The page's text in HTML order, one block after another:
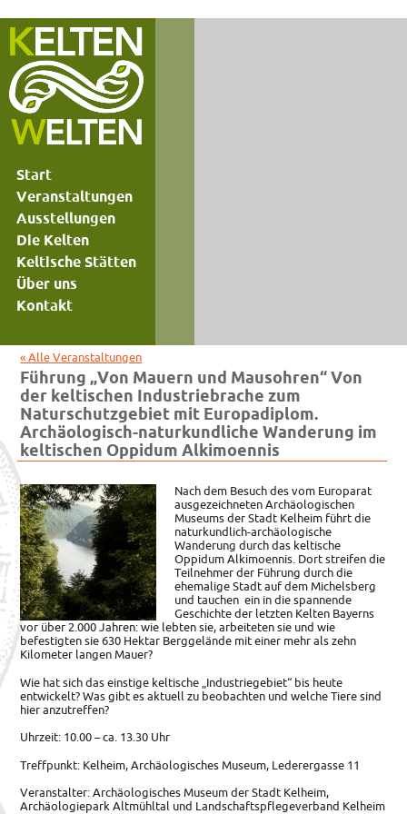
Start
Veranstaltungen
Ausstellungen
Die Kelten
Keltische Stätten
Über uns
Kontakt
« Alle Veranstaltungen
Führung „Von Mauern und Mausohren“ Von
der keltischen Industriebrache zum
Naturschutzgebiet mit Europadiplom.
Archäologisch-naturkundliche Wanderung im
keltischen Oppidum Alkimoennis
Nach dem Besuch des vom Europarat
ausgezeichneten Archäologischen
Museums der Stadt Kelheim führt die
naturkundlich-archäologische
Wanderung durch das keltische
Oppidum Alkimoennis. Dort streifen die
Teilnehmer der Führung durch die
ehemalige Stadt auf dem Michelsberg
und tauchen ein in die spannende
Geschichte der letzten Kelten Bayerns
vor über 2.000 Jahren: wie lebten sie, arbeiteten sie und wie
befestigten sie 630 Hektar Berggelände mit einer mehr als zehn
Kilometer langen Mauer?
Wie hat sich das einstige keltische „Industriegebiet“ bis heute
entwickelt? Was gibt es aktuell zu beobachten und welche Tiere sind
hier anzutreffen?
Uhrzeit: 10.00 – ca. 13.30 Uhr
Treffpunkt: Kelheim, Archäologisches Museum, Lederergasse 11
Veranstalter: Archäologisches Museum der Stadt Kelheim,
Archäologiepark Altmühltal und Landschaftspflegeverband Kelheim